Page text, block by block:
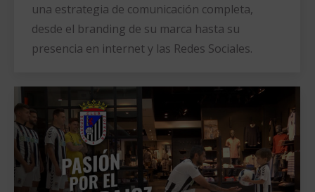
una estrategia de comunicación completa,
desde el branding de su marca hasta su
presencia en internet y las Redes Sociales.